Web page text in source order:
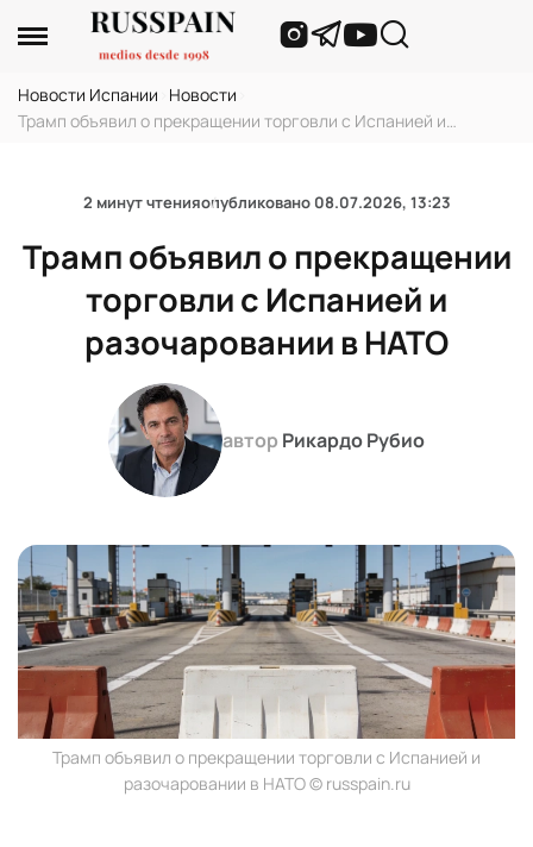
Новости Испании Новости
Трамп объявил о прекращении торговли с Испанией и
2 минут чтенияопубликовано 08.07.2026, 13:23
Трамп объявил о прекращении
торговли с Испанией и
разочаровании в НАТО
автор Рикардо Рубио
Трамп объявил о прекращении торговли с Испанией и
разочаровании в НАТО © russpain.ru